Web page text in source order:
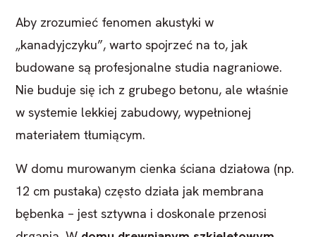
Aby zrozumieć fenomen akustyki w
„kanadyjczyku”, warto spojrzeć na to, jak
budowane są profesjonalne studia nagraniowe.
Nie buduje się ich z grubego betonu, ale właśnie
w systemie lekkiej zabudowy, wypełnionej
materiałem tłumiącym.
W domu murowanym cienka ściana działowa (np.
12 cm pustaka) często działa jak membrana
bębenka – jest sztywna i doskonale przenosi